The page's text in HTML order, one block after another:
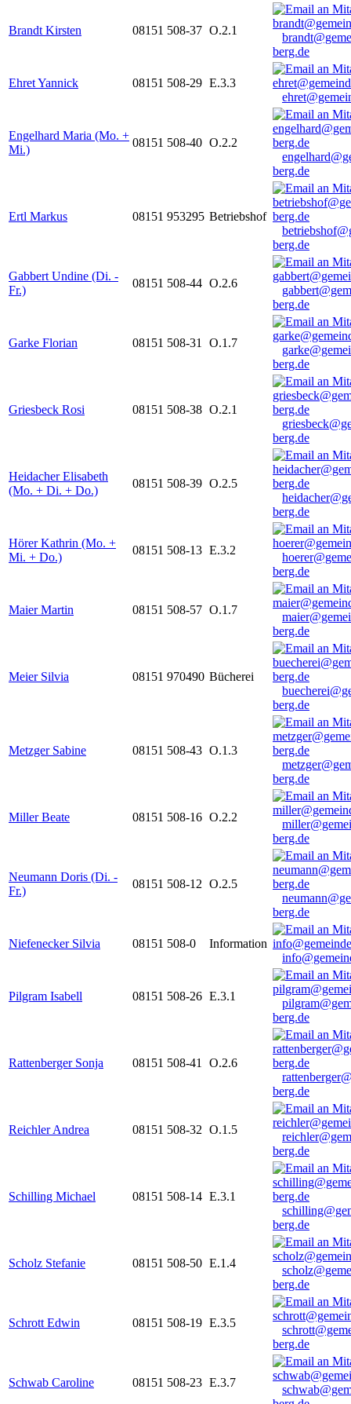
Brandt Kirsten 08151 508-37 O.2.1
berg.de
Ehret Yannick 08151 508-29 E.3.3
Engelhard Maria (Mo. +
Mi.)
08151 508-40 O.2.2
berg.de
Ertl Markus 08151 953295 Betriebshof
berg.de
Gabbert Undine (Di. -
Fr.)
08151 508-44 O.2.6
berg.de
Garke Florian 08151 508-31 O.1.7
berg.de
Griesbeck Rosi 08151 508-38 O.2.1
berg.de
Heidacher Elisabeth
(Mo. + Di. + Do.)
08151 508-39 O.2.5
berg.de
Hörer Kathrin (Mo. +
Mi. + Do.)
08151 508-13 E.3.2
berg.de
Maier Martin 08151 508-57 O.1.7
berg.de
Meier Silvia 08151 970490 Bücherei
berg.de
Metzger Sabine 08151 508-43 O.1.3
berg.de
Miller Beate 08151 508-16 O.2.2
berg.de
Neumann Doris (Di. -
Fr.)
08151 508-12 O.2.5
berg.de
Niefenecker Silvia 08151 508-0
Information
Pilgram Isabell 08151 508-26 E.3.1
berg.de
Rattenberger Sonja 08151 508-41
O.2.6
berg.de
Reichler Andrea 08151 508-32 O.1.5
berg.de
Schilling Michael 08151 508-14 E.3.1
berg.de
Scholz Stefanie 08151 508-50 E.1.4
berg.de
Schrott Edwin 08151 508-19 E.3.5
berg.de
Schwab Caroline 08151 508-23 E.3.7